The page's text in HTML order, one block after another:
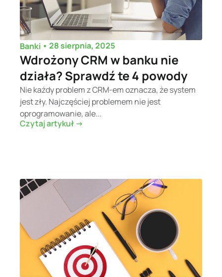
Banki • 28 sierpnia, 2025
Wdrożony CRM w banku nie
działa? Sprawdź te 4 powody
Nie każdy problem z CRM-em oznacza, że system
jest zły. Najczęściej problemem nie jest
oprogramowanie, ale...
Czytaj artykuł ->